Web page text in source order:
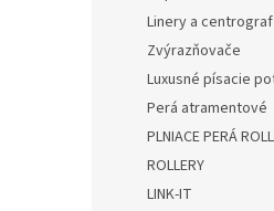
Linery a centrograf
Zvýrazňovače
Luxusné písacie
Perá atramentové
PLNIACE PERÁ
ROLLERY
LINK-IT